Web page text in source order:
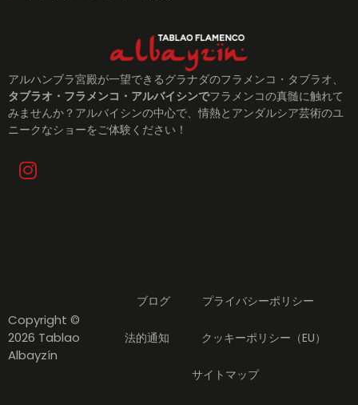
アルハンブラ宮殿が一望できるグラナダのフラメンコ・タブラオ、
タブラオ・フラメンコ・アルバイシンでフラメンコの真髄に触れて
みませんか？アルバイシンの中心で、情熱とアンダルシア芸術のユ
ニークなショーをご体験ください！
Copyright ©
2026 Tablao
Albayzín
ブログ プライバシーポリシー
法的通知 クッキーポリシー（EU）
サイトマップ